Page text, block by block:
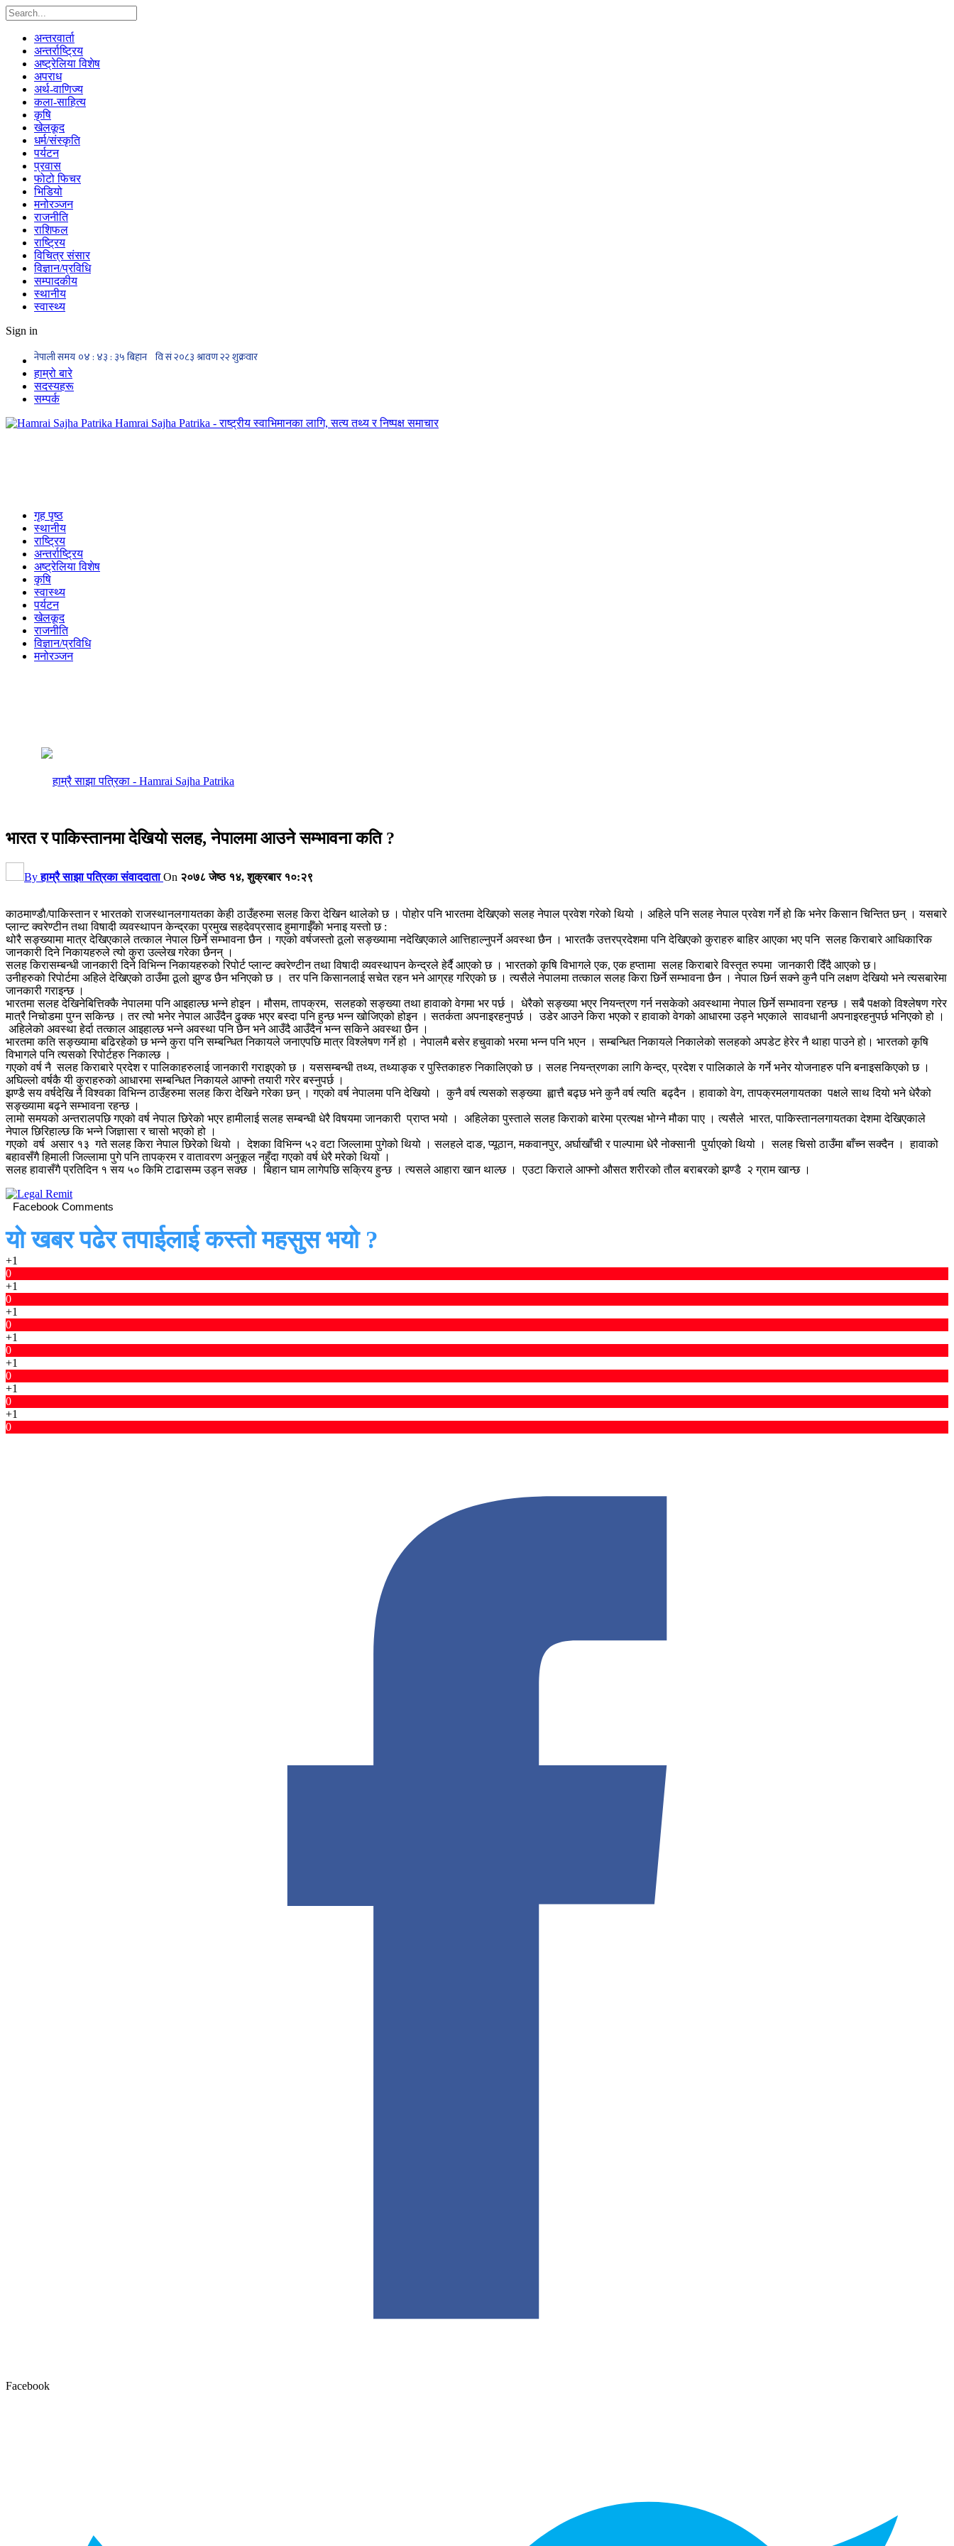
अन्तरवार्ता
अन्तर्राष्ट्रिय
अष्ट्रेलिया विशेष
अपराध
अर्थ-वाणिज्य
कला-साहित्य
कृषि
खेलकूद
धर्म/संस्कृति
पर्यटन
प्रवास
फोटो फिचर
भिडियो
मनोरञ्जन
राजनीति
राशिफल
राष्ट्रिय
विचित्र संसार
विज्ञान/प्रविधि
सम्पादकीय
स्थानीय
स्वास्थ्य
Sign in
हाम्रो बारे
सदस्यहरू
सम्पर्क
Hamrai Sajha Patrika - राष्ट्रीय स्वाभिमानका लागि, सत्य तथ्य र निष्पक्ष समाचार
गृह पृष्ठ
स्थानीय
राष्ट्रिय
अन्तर्राष्ट्रिय
अष्ट्रेलिया विशेष
कृषि
स्वास्थ्य
पर्यटन
खेलकूद
राजनीति
विज्ञान/प्रविधि
मनोरञ्जन
भारत र पाकिस्तानमा देखियो सलह, नेपालमा आउने सम्भावना कति ?
Byहाम्रै साझा पत्रिका संवाददाता On २०७८ जेष्ठ १४, शुक्रबार १०:२९
काठमाण्डाै/पाकिस्तान र भारतको राजस्थानलगायतका केही ठाउँहरुमा सलह किरा देखिन थालेको छ । पोहोर पनि भारतमा देखिएको सलह नेपाल प्रवेश गरेको थियो । अहिले पनि सलह नेपाल प्रवेश गर्ने हो कि भनेर किसान चिन्तित छन् । यसबारे
प्लान्ट क्वरेण्टीन तथा विषादी व्यवस्थापन केन्द्रका प्रमुख सहदेवप्रसाद हुमागाईँकाे भनाइ यस्तो छ :
थोरै सङ्ख्यामा मात्र देखिएकाले तत्काल नेपाल छिर्ने सम्भावना छैन । गएको वर्षजस्तो ठूलो सङ्ख्यामा नदेखिएकाले आत्तिहाल्नुपर्ने अवस्था छैन । भारतकै उत्तरप्रदेशमा पनि देखिएको कुराहरु बाहिर आएका भए पनि सलह किराबारे आधिकारिक
जानकारी दिने निकायहरुले त्यो कुरा उल्लेख गरेका छैनन् ।
सलह किरासम्बन्धी जानकारी दिने विभिन्न निकायहरुको रिपोर्ट प्लान्ट क्वरेण्टीन तथा विषादी व्यवस्थापन केन्द्रले हेर्दै आएको छ । भारतको कृषि विभागले एक, एक हप्तामा सलह किराबारे विस्तृत रुपमा जानकारी दिँदै आएको छ।
उनीहरुको रिपोर्टमा अहिले देखिएको ठाउँमा ठूलो झुण्ड छैन भनिएको छ । तर पनि किसानलाई सचेत रहन भने आग्रह गरिएको छ । त्यसैले नेपालमा तत्काल सलह किरा छिर्ने सम्भावना छैन । नेपाल छिर्न सक्ने कुनै पनि लक्षण देखियो भने त्यसबारेमा
जानकारी गराइन्छ ।
भारतमा सलह देखिनेबित्तिक्कै नेपालमा पनि आइहाल्छ भन्ने होइन । मौसम, तापक्रम, सलहको सङ्ख्या तथा हावाको वेगमा भर पर्छ । धेरैको सङ्ख्या भएर नियन्त्रण गर्न नसकेको अवस्थामा नेपाल छिर्ने सम्भावना रहन्छ । सबै पक्षको विश्लेषण गरेर
मात्रै निचोडमा पुग्न सकिन्छ । तर त्यो भनेर नेपाल आउँदैन ढुक्क भएर बस्दा पनि हुन्छ भन्न खोजिएको होइन । सतर्कता अपनाइरहनुपर्छ । उडेर आउने किरा भएको र हावाको वेगको आधारमा उड्ने भएकाले सावधानी अपनाइरहनुपर्छ भनिएको हो ।
अहिलेको अवस्था हेर्दा तत्काल आइहाल्छ भन्ने अवस्था पनि छैन भने आउँदै आउँदैन भन्न सकिने अवस्था छैन ।
भारतमा कति सङ्ख्यामा बढिरहेको छ भन्ने कुरा पनि सम्बन्धित निकायले जनाएपछि मात्र विश्लेषण गर्ने हो । नेपालमै बसेर हचुवाको भरमा भन्न पनि भएन । सम्बन्धित निकायले निकालेको सलहको अपडेट हेरेर नै थाहा पाउने हो। भारतको कृषि
विभागले पनि त्यसको रिपोर्टहरु निकाल्छ ।
गएको वर्ष नै सलह किराबारे प्रदेश र पालिकाहरुलाई जानकारी गराइएको छ । यससम्बन्धी तथ्य, तथ्याङ्क र पुस्तिकाहरु निकालिएको छ । सलह नियन्त्रणका लागि केन्द्र, प्रदेश र पालिकाले के गर्ने भनेर योजनाहरु पनि बनाइसकिएको छ ।
अघिल्लो वर्षकै यी कुराहरुको आधारमा सम्बन्धित निकायले आफ्नो तयारी गरेर बस्नुपर्छ ।
झण्डै सय वर्षदेखि नै विश्वका विभिन्न ठाउँहरुमा सलह किरा देखिने गरेका छन् । गएको वर्ष नेपालमा पनि देखियो । कुनै वर्ष त्यसको सङ्ख्या ह्वात्तै बढ्छ भने कुनै वर्ष त्यति बढ्दैन । हावाको वेग, तापक्रमलगायतका पक्षले साथ दियो भने धेरैको
सङ्ख्यामा बढ्ने सम्भावना रहन्छ ।
लामो समयको अन्तरालपछि गएको वर्ष नेपाल छिरेको भएर हामीलाई सलह सम्बन्धी धेरै विषयमा जानकारी प्राप्त भयो । अहिलेका पुस्ताले सलह किराको बारेमा प्रत्यक्ष भोग्ने मौका पाए । त्यसैले भारत, पाकिस्तानलगायतका देशमा देखिएकाले
नेपाल छिरिहाल्छ कि भन्ने जिज्ञासा र चासो भएको हो ।
गएको वर्ष असार १३ गते सलह किरा नेपाल छिरेको थियो । देशका विभिन्न ५२ वटा जिल्लामा पुगेको थियो । सलहले दाङ, प्यूठान, मकवानपुर, अर्घाखाँची र पाल्पामा धेरै नोक्सानी पुर्याएको थियो । सलह चिसो ठाउँमा बाँच्न सक्दैन । हावाको
बहावसँगै हिमाली जिल्लामा पुगे पनि तापक्रम र वातावरण अनुकूल नहुँदा गएको वर्ष धेरै मरेको थियो ।
सलह हावासँगै प्रतिदिन १ सय ५० किमि टाढासम्म उड्न सक्छ । बिहान घाम लागेपछि सक्रिय हुन्छ । त्यसले आहारा खान थाल्छ । एउटा किराले आफ्नो औसत शरीरको तौल बराबरको झण्डै २ ग्राम खान्छ ।
Facebook Comments
यो खबर पढेर तपाईलाई कस्तो महसुस भयो ?
+1
0
+1
0
+1
0
+1
0
+1
0
+1
0
+1
0
Facebook